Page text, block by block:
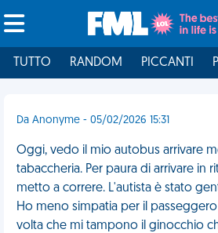
TUTTO RANDOM PICCANTI
Da Anonyme - 05/02/2026 15:31
Oggi, vedo il mio autobus arrivare
tabaccheria. Per paura di arrivare in
metto a correre. L'autista è stato
Ho meno simpatia per il
volta che mi tampono il ginocchio